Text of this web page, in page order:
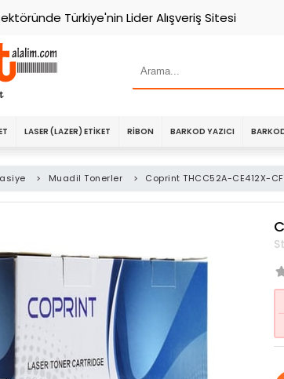
Türkiye'nin Lider Alışveriş Sitesi
LASER (LAZER) ETIKET RIBON BARKOD YAZICI
> Muadil Tonerler > Coprint THCC52A-CE412X-